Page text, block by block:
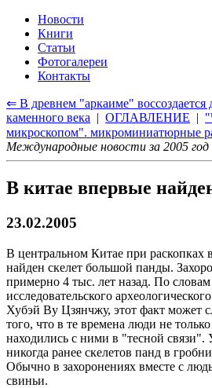
Новости
Книги
Статьи
Фотогалереи
Контакты
⇐ В древнем "аркаиме" воссоздается
каменного века | ОГЛАВЛЕНИЕ |
микроскопом". микроминиатюрные
Международные новости за 2005 год
В китае впервые
23.02.2005
В центральном Китае при раскопках
найден скелет большой панды.
примерно 4 тыс. лет назад. По
исследовательского
Хубэй Ву Цзянчжу, этот факт может
того, что в те времена люди не
находились с ними в "тесной связи".
никогда ранее скелетов панд в
Обычно в захоронениях вместе с
свиньи.